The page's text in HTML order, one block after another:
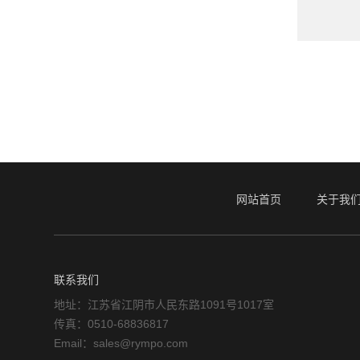
网站首页 关于我
联系我们
地址：江苏省江阴市人民东路1091号1017室
传真：0510-68836817
Email：sales@rympo.com